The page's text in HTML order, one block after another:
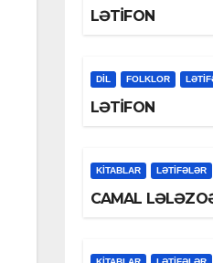
LƏTİFON
DİL FOLKLOR
LƏTİFON
KİTABLAR LƏTIFƏLƏR
CAMAL